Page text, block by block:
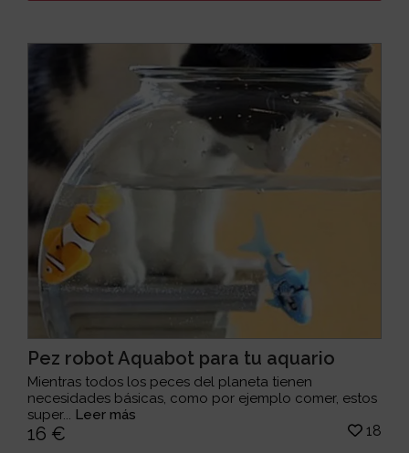
Pez robot Aquabot para tu aquario
Mientras todos los peces del planeta tienen
necesidades básicas, como por ejemplo comer, estos
super... Leer más
16 € 18